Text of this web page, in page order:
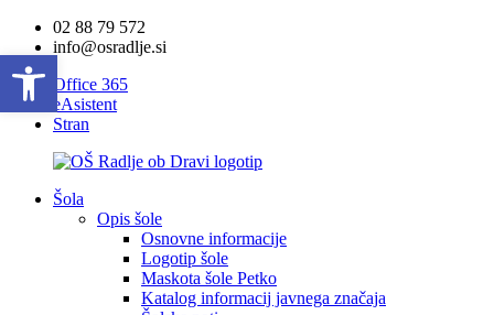
02 88 79 572
info@osradlje.si
Office 365
eAsistent
Stran
Šola
Opis šole
Osnovne informacije
Logotip šole
Maskota šole Petko
Katalog informacij javnega značaja
Open toolbar